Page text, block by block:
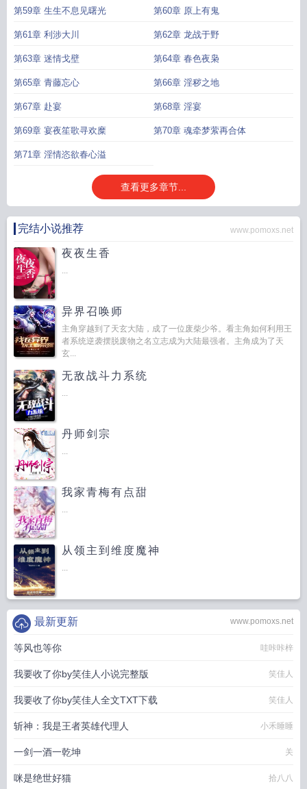
第59章 生生不息见曙光 第60章 原上有鬼
第61章 利涉大川 第62章 龙战于野
第63章 迷情戈壁 第64章 春色夜枭
第65章 青藤忘心 第66章 淫秽之地
第67章 赴宴 第68章 淫宴
第69章 宴夜笙歌寻欢糜 第70章 魂牵梦萦再合体
第71章 淫情恣欲春心溢
查看更多章节...
完结小说推荐 www.pomoxs.net
夜夜生香
...
异界召唤师
主角穿越到了天玄大陆，成了一位废柴少爷。看主角如何利用王
者系统逆袭摆脱废物之名立志成为大陆最强者。主角成为了天
玄...
无敌战斗力系统
...
丹师剑宗
...
我家青梅有点甜
...
从领主到维度魔神
...
www.pomoxs.net
最新更新
等风也等你 哇咔咔梓
我要收了你by笑佳人小说完整版 笑佳人
我要收了你by笑佳人全文TXT下载 笑佳人
斩神：我是王者英雄代理人 小禾睡睡
一剑一酒一乾坤 关
咪是绝世好猫 拾八八